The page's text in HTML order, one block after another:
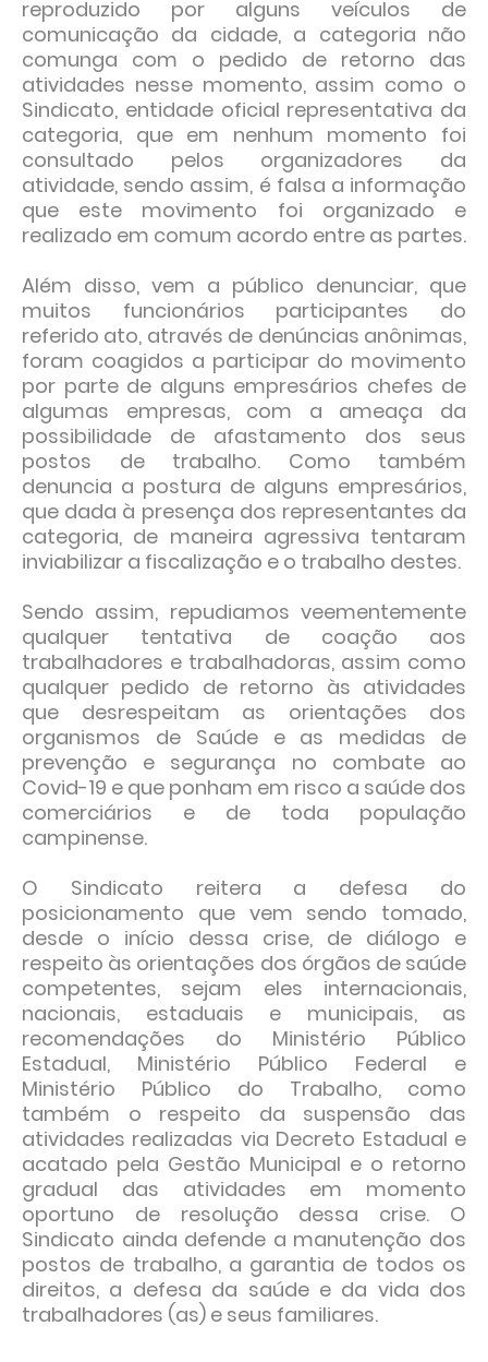
reproduzido por alguns veículos de
comunicação da cidade, a categoria não
comunga com o pedido de retorno das
atividades nesse momento, assim como o
Sindicato, entidade oficial representativa da
categoria, que em nenhum momento foi
consultado pelos organizadores da
atividade, sendo assim, é falsa a informação
que este movimento foi organizado e
realizado em comum acordo entre as partes.
Além disso, vem a público denunciar, que
muitos funcionários participantes do
referido ato, através de denúncias anônimas,
foram coagidos a participar do movimento
por parte de alguns empresários chefes de
algumas empresas, com a ameaça da
possibilidade de afastamento dos seus
postos de trabalho. Como também
denuncia a postura de alguns empresários,
que dada à presença dos representantes da
categoria, de maneira agressiva tentaram
inviabilizar a fiscalização e o trabalho destes.
Sendo assim, repudiamos veementemente
qualquer tentativa de coação aos
trabalhadores e trabalhadoras, assim como
qualquer pedido de retorno às atividades
que desrespeitam as orientações dos
organismos de Saúde e as medidas de
prevenção e segurança no combate ao
Covid-19 e que ponham em risco a saúde dos
comerciários e de toda população
campinense.
O Sindicato reitera a defesa do
posicionamento que vem sendo tomado,
desde o início dessa crise, de diálogo e
respeito às orientações dos órgãos de saúde
competentes, sejam eles internacionais,
nacionais, estaduais e municipais, as
recomendações do Ministério Público
Estadual, Ministério Público Federal e
Ministério Público do Trabalho, como
também o respeito da suspensão das
atividades realizadas via Decreto Estadual e
acatado pela Gestão Municipal e o retorno
gradual das atividades em momento
oportuno de resolução dessa crise. O
Sindicato ainda defende a manutenção dos
postos de trabalho, a garantia de todos os
direitos, a defesa da saúde e da vida dos
trabalhadores (as) e seus familiares.